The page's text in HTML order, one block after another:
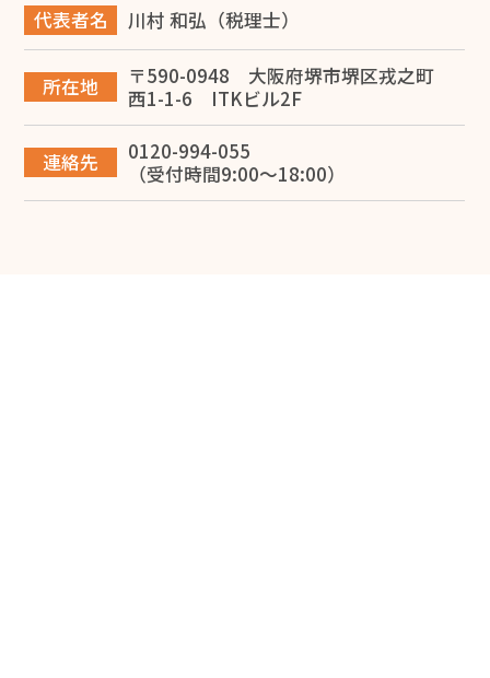
2026.06.12
【税理士監修】大阪で建設業を開業する完全ガイド！一
人親方の独立から法人化・融資まで徹底解説
2026.06.10
専従者給与で節税する方法を堺市の税理士が解説
代表者名 川村 和弘（税理士）
所在地
〒590-0948 大阪府堺市堺区戎之町
西1-1-6 ITKビル2F
連絡先
0120-994-055
（受付時間9:00～18:00）